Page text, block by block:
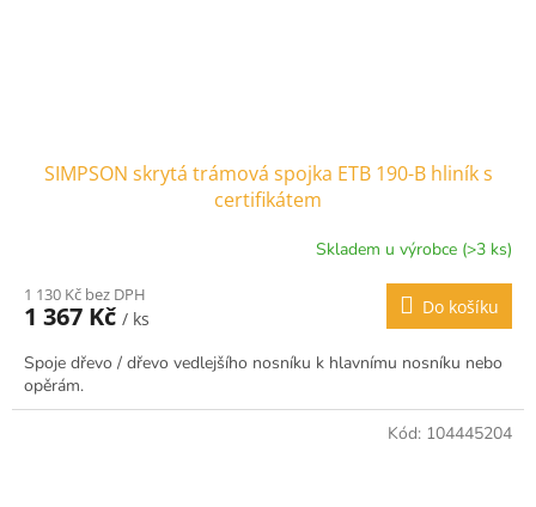
SIMPSON skrytá trámová spojka ETB 190-B hliník s
certifikátem
Skladem u výrobce (>3 ks)
1 130 Kč bez DPH
1 367 Kč / ks
Do košíku
Spoje dřevo / dřevo vedlejšího nosníku k hlavnímu nosníku nebo
opěrám.
Kód: 104445204